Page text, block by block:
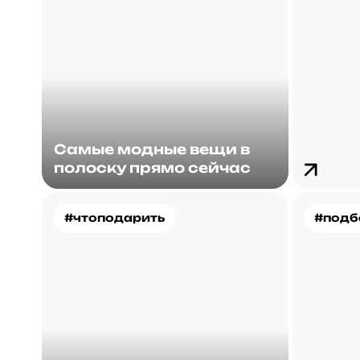
Самые модные вещи в
полоску прямо сейчас
#чтоподарить